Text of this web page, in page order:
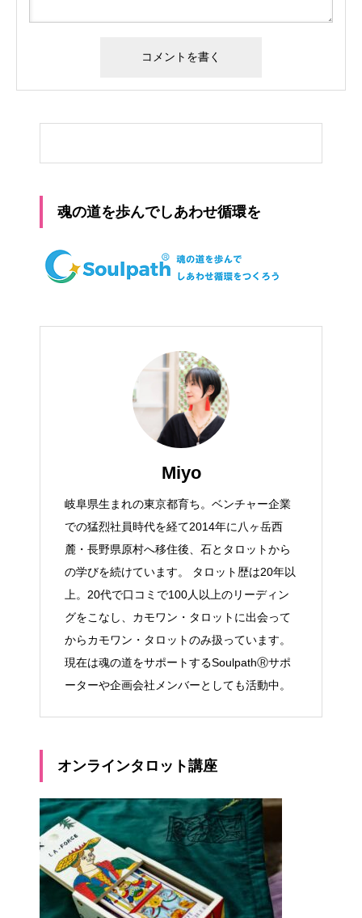
魂の道を歩んでしあわせ循環を
Miyo
岐阜県生まれの東京都育ち。ベンチャー企業
での猛烈社員時代を経て2014年に八ヶ岳西
麓・長野県原村へ移住後、石とタロットから
の学びを続けています。 タロット歴は20年以
上。20代で口コミで100人以上のリーディン
グをこなし、カモワン・タロットに出会って
からカモワン・タロットのみ扱っています。
現在は魂の道をサポートするSoulpathⓇサポ
ーターや企画会社メンバーとしても活動中。
オンラインタロット講座